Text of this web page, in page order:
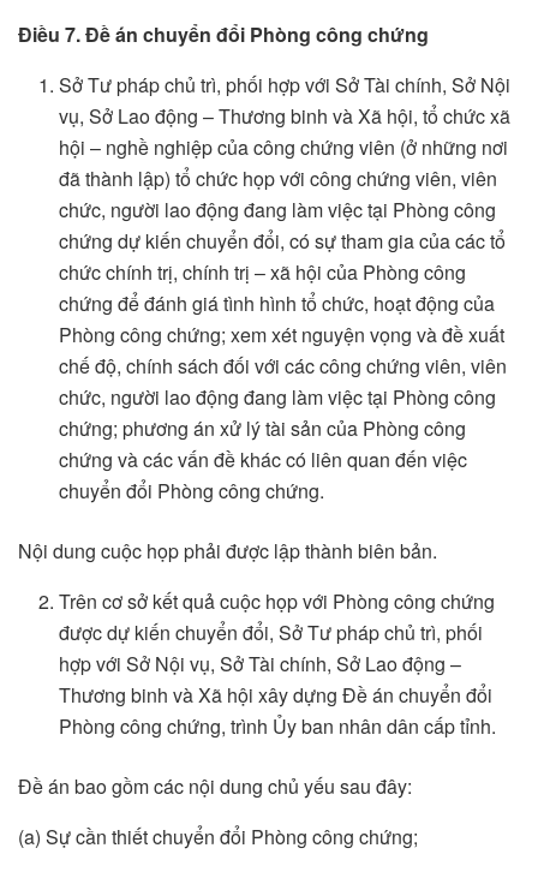
Điều 7. Đề án chuyển đổi Phòng công chứng
Sở Tư pháp chủ trì, phối hợp với Sở Tài chính, Sở Nội
vụ, Sở Lao động – Thương binh và Xã hội, tổ chức xã
hội – nghề nghiệp của công chứng viên (ở những nơi
đã thành lập) tổ chức họp với công chứng viên, viên
chức, người lao động đang làm việc tại Phòng công
chứng dự kiến chuyển đổi, có sự tham gia của các tổ
chức chính trị, chính trị – xã hội của Phòng công
chứng để đánh giá tình hình tổ chức, hoạt động của
Phòng công chứng; xem xét nguyện vọng và đề xuất
chế độ, chính sách đối với các công chứng viên, viên
chức, người lao động đang làm việc tại Phòng công
chứng; phương án xử lý tài sản của Phòng công
chứng và các vấn đề khác có liên quan đến việc
chuyển đổi Phòng công chứng.
Nội dung cuộc họp phải được lập thành biên bản.
Trên cơ sở kết quả cuộc họp với Phòng công chứng
được dự kiến chuyển đổi, Sở Tư pháp chủ trì, phối
hợp với Sở Nội vụ, Sở Tài chính, Sở Lao động –
Thương binh và Xã hội xây dựng Đề án chuyển đổi
Phòng công chứng, trình Ủy ban nhân dân cấp tỉnh.
Đề án bao gồm các nội dung chủ yếu sau đây:
(a) Sự cần thiết chuyển đổi Phòng công chứng;